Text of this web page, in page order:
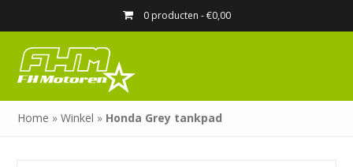
0 producten -€0,00
Home »Winkel » Honda Grey tankpad